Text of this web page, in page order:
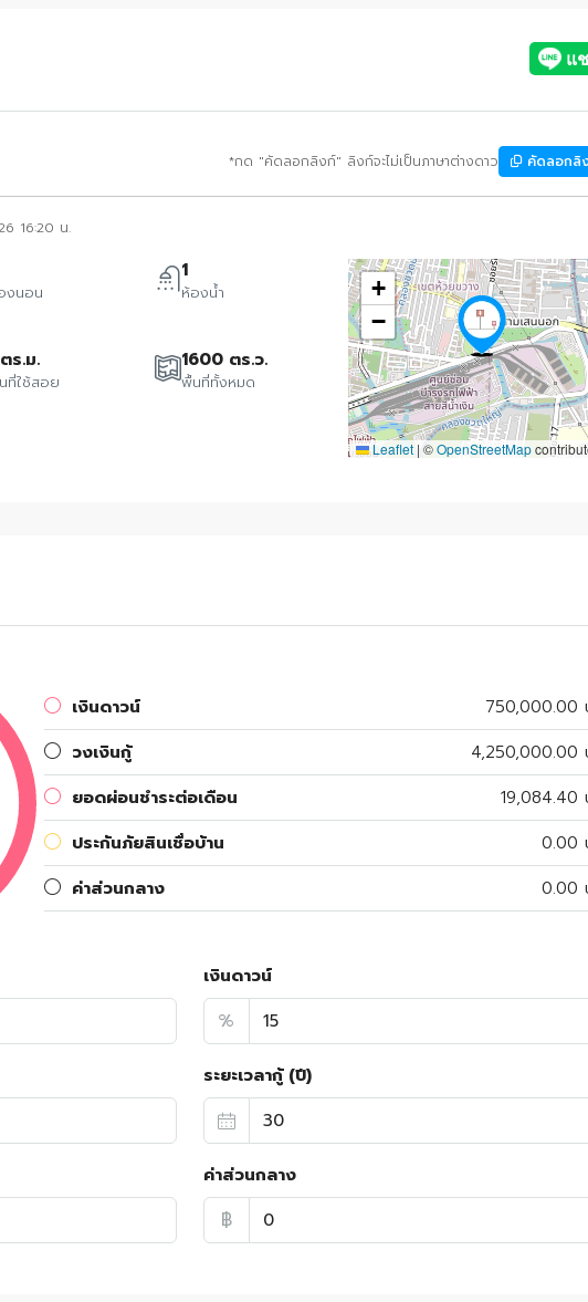
*กด "คัดลอกลิงก์" ลิงก์จะไม่เป็นภาษาต่างดาว คัดลอกลิ
16:20 น.
งนอน
1
ห้องน้ำ
ร.ม.
ที่ใช้สอย
1600 ตร.ว.
พื้นที่ทั้งหมด
+
−
Leaflet | ©OpenStreetMap
เงินดาวน์
750,000.00
วงเงินกู้
4,250,000.00
ยอดผ่อนชำระต่อเดือน
19,084.40
ประกันภัยสินเชื่อบ้าน
0.00
ค่าส่วนกลาง
0.00
เงินดาวน์
%
ระยะเวลากู้ (ปี)
ค่าส่วนกลาง
฿